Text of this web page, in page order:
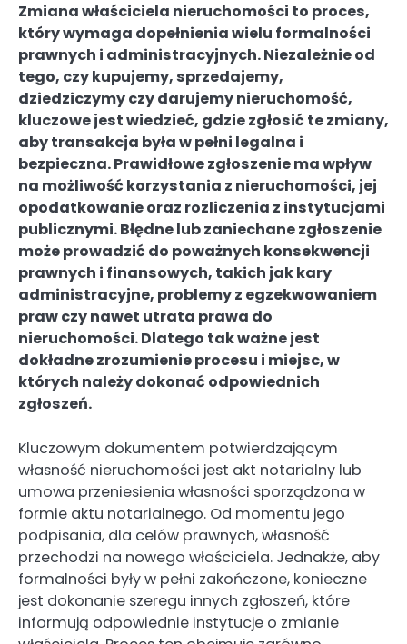
Zmiana właściciela nieruchomości to proces,
który wymaga dopełnienia wielu formalności
prawnych i administracyjnych. Niezależnie od
tego, czy kupujemy, sprzedajemy,
dziedziczymy czy darujemy nieruchomość,
kluczowe jest wiedzieć, gdzie zgłosić te zmiany,
aby transakcja była w pełni legalna i
bezpieczna. Prawidłowe zgłoszenie ma wpływ
na możliwość korzystania z nieruchomości, jej
opodatkowanie oraz rozliczenia z instytucjami
publicznymi. Błędne lub zaniechane zgłoszenie
może prowadzić do poważnych konsekwencji
prawnych i finansowych, takich jak kary
administracyjne, problemy z egzekwowaniem
praw czy nawet utrata prawa do
nieruchomości. Dlatego tak ważne jest
dokładne zrozumienie procesu i miejsc, w
których należy dokonać odpowiednich
zgłoszeń.
Kluczowym dokumentem potwierdzającym
własność nieruchomości jest akt notarialny lub
umowa przeniesienia własności sporządzona w
formie aktu notarialnego. Od momentu jego
podpisania, dla celów prawnych, własność
przechodzi na nowego właściciela. Jednakże, aby
formalności były w pełni zakończone, konieczne
jest dokonanie szeregu innych zgłoszeń, które
informują odpowiednie instytucje o zmianie